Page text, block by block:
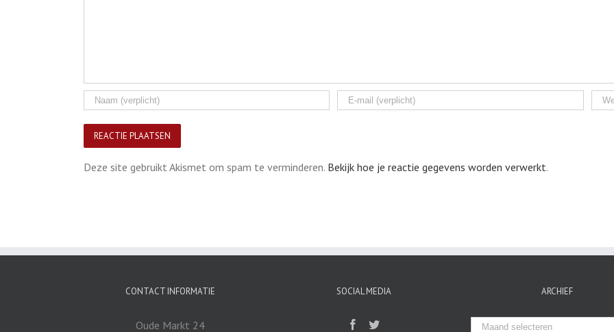
Deze site gebruikt Akismet om spam te verminderen. Bekijk hoe je reactie gegevens worden verwerkt.
CONTACT INFORMATIE
Oude Markt 24
SOCIAL MEDIA ARCHIEF